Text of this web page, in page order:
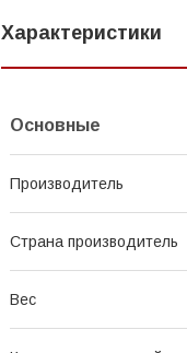
Характеристики
Основные
Производитель
Страна производитель
Вес